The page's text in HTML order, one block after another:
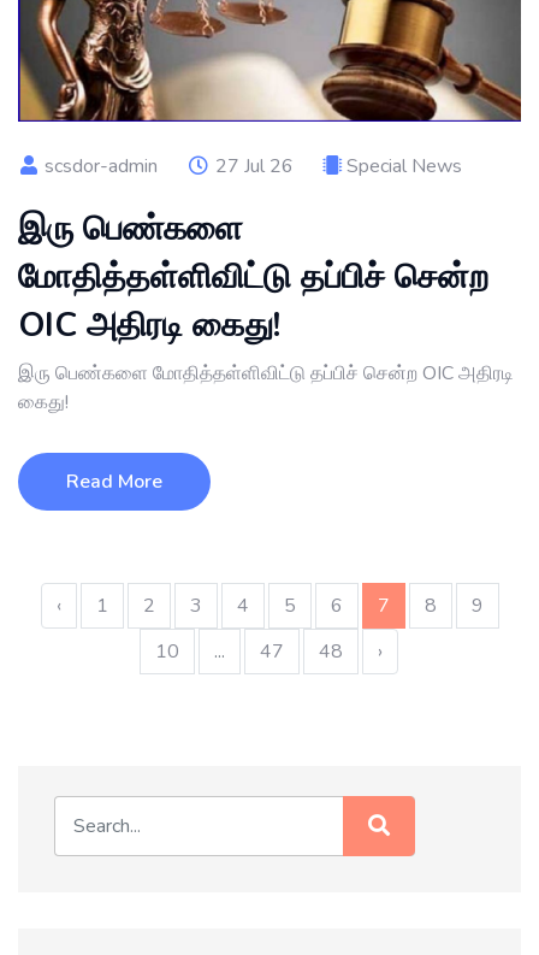
scsdor-admin 27 Jul 26 Special News
இரு பெண்களை
மோதித்தள்ளிவிட்டு தப்பிச் சென்ற
OIC அதிரடி கைது!
இரு பெண்களை மோதித்தள்ளிவிட்டு தப்பிச் சென்ற OIC அதிரடி
கைது!
Read More
‹ 1 2 3 4 5 6 7 8
9
10
... 47 48 ›